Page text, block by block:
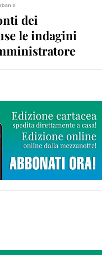
dei
le indagini